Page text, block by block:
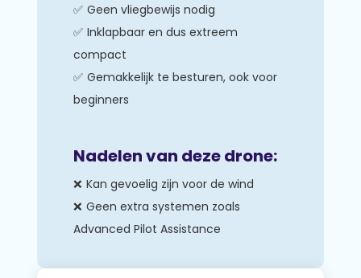
Geen vliegbewijs nodig
Inklapbaar en dus extreem
compact
Gemakkelijk te besturen, ook voor
beginners
Nadelen van deze drone:
Kan gevoelig zijn voor de wind
Geen extra systemen zoals
Advanced Pilot Assistance